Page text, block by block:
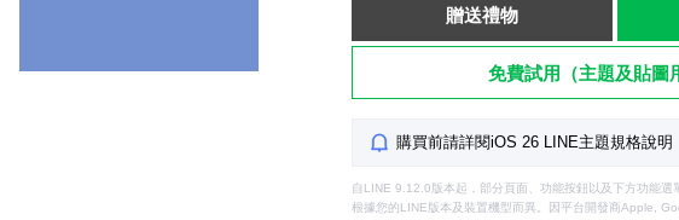
贈送禮物
免費試用（主題及貼圖
購買前請詳閱iOS 26 LINE主題規格說明
自LINE 9.12.0版本起，部分頁面、功能按鈕以及下方功能選
根據您的LINE版本及裝置機型而異。因平台開發商Apple,